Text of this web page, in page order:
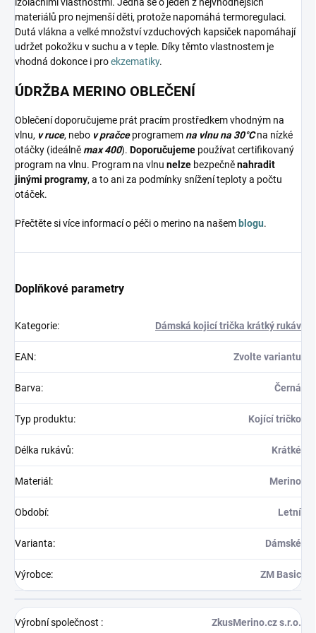
materiálů pro nejmenší děti, protože napomáhá termoregulaci.
Dutá vlákna a velké množství vzduchových kapsiček napomáhají
udržet pokožku v suchu a v teple. Díky těmto vlastnostem je
vhodná dokonce i proekzematiky.
ÚDRŽBA MERINO OBLEČENÍ
Oblečení doporučujeme prát pracím prostředkem vhodným na
vlnu, v ruce, nebo v pračceprogramem na vlnu na 30°Cna nízké
otáčky (ideálně max 400). Doporučujeme používat certifikovaný
program na vlnu. Program na vlnu nelze bezpečněnahradit
jinými programy, a to ani za podmínky snížení teploty a počtu
otáček.
Přečtěte si více informací o péči o merino na našem blogu.
Doplňkové parametry
Kategorie: Dámská kojicí trička krátký rukáv
EAN: Zvolte variantu
Barva: Černá
Typ produktu: Kojící tričko
Délka rukávů: Krátké
Materiál : Merino
Období: Letní
Varianta: Dámské
Výrobce: ZM Basic
Výrobní společnost : ZkusMerino.cz s.r.o.